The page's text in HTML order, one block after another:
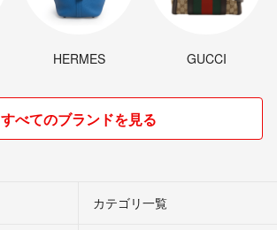
HERMES GUCCI
すべてのブランドを見る
カテゴリ一覧